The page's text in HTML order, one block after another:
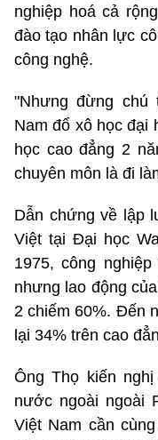
nghiệp hoá cả
đào tạo nhân lực
công nghệ.
"Nhưng đừng chú
Nam đổ xô học đại
học cao đẳng 2
chuyên môn là đi
Dẫn chứng về lập
Việt tại Đại học
1975, công
nhưng lao động
2 chiếm 60%. Đến
lại 34% trên cao
Ông Thọ kiến
nước ngoài ngoài
Việt Nam cần